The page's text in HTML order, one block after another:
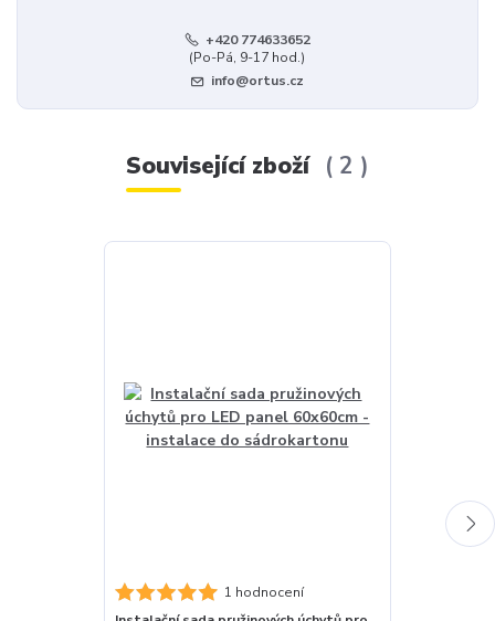
+420 774633652
(Po-Pá, 9-17 hod.)
info@ortus.cz
Související zboží 2
1 hodnocení